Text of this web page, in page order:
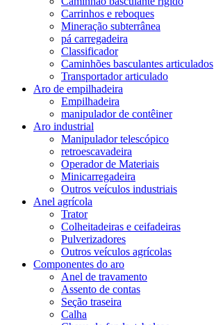
Carrinhos e reboques
Mineração subterrânea
pá carregadeira
Classificador
Caminhões basculantes articulados
Transportador articulado
Aro de empilhadeira
Empilhadeira
manipulador de contêiner
Aro industrial
Manipulador telescópico
retroescavadeira
Operador de Materiais
Minicarregadeira
Outros veículos industriais
Anel agrícola
Trator
Colheitadeiras e ceifadeiras
Pulverizadores
Outros veículos agrícolas
Componentes do aro
Anel de travamento
Assento de contas
Seção traseira
Calha